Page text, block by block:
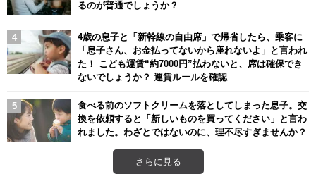
るのが普通でしょうか？
4歳の息子と「新幹線の自由席」で帰省したら、乗客に
「息子さん、お金払ってないから座れないよ」と言われ
た！ こども運賃“約7000円”払わないと、席は確保でき
ないでしょうか？ 運賃ルールを確認
食べる前のソフトクリームを落としてしまった息子。交
換を依頼すると「新しいものを買ってください」と言わ
れました。わざとではないのに、理不尽すぎませんか？
さらに見る